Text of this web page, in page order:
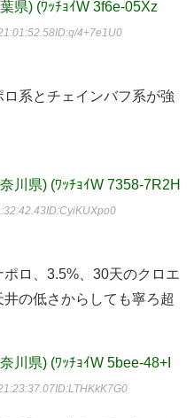
県) (ﾜｯﾁｮｲW 3f6e-05Xz
ID:q/4+7e1U0
系とチェインバフ系が強
川県) (ﾜｯﾁｮｲW 7358-7R2H
ID:CyiKUXpo0
ロ、3.5%、30天のクロエ
の低さからしても寧ろ超
川県) (ﾜｯﾁｮｲW 5bee-48+I
ID:LTHKkK7G0